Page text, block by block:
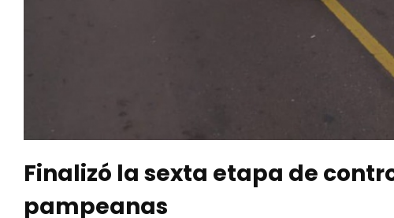
Finalizó la sexta etapa de
pampeanas